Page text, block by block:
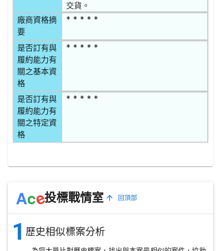
交貨。
廠商資格摘
要
* * * * *
是否訂有與
履約能力有
關之基本資
格
* * * * *
是否訂有與
履約能力有
關之特定資
格
* * * * *
Ace投標戰情室 回頂部
1 歷史相似標案分析